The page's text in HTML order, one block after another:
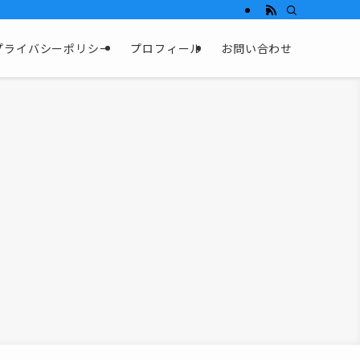
ライバシーポリシー プロフィール お問い合わせ